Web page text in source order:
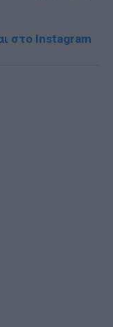
στο Instagram